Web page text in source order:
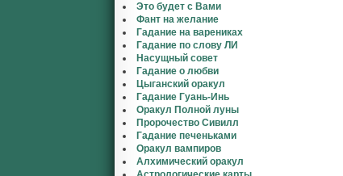
Это будет с Вами
Фант на желание
Гадание на варениках
Гадание по слову ЛИ
Насущный совет
Гадание о любви
Цыганский оракул
Гадание Гуань-Инь
Оракул Полной луны
Пророчество Сивилл
Гадание печеньками
Оракул вампиров
Алхимический оракул